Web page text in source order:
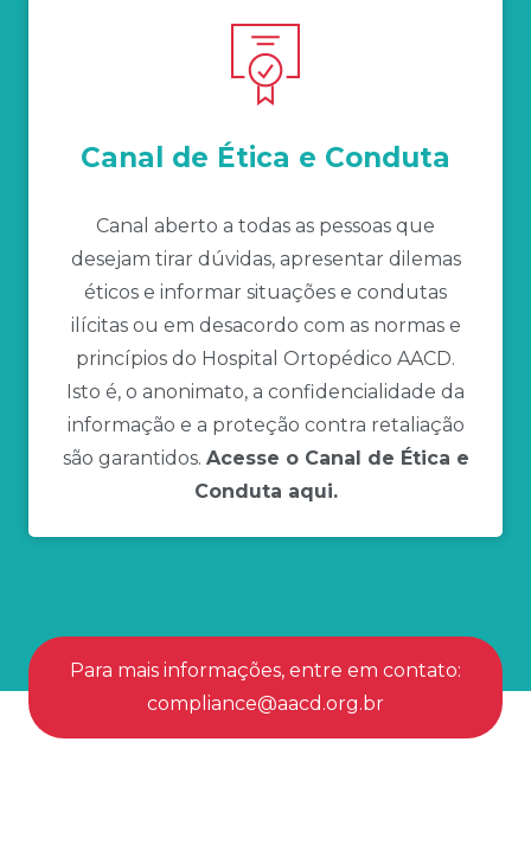
Canal de Ética e Conduta
Canal aberto a todas as pessoas que
desejam tirar dúvidas, apresentar dilemas
éticos e informar situações e condutas
ilícitas ou em desacordo com as normas e
princípios do Hospital Ortopédico AACD.
Isto é, o anonimato, a confidencialidade da
informação e a proteção contra retaliação
são garantidos. Acesse o Canal de Ética e
Conduta aqui.
Para mais informações, entre em contato:
compliance@aacd.org.br